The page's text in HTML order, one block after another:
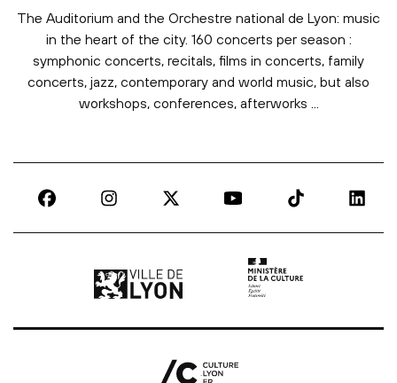
The Auditorium and the Orchestre national de Lyon: music
in the heart of the city. 160 concerts per season :
symphonic concerts, recitals, films in concerts, family
concerts, jazz, contemporary and world music, but also
workshops, conferences, afterworks ...
Ville de Lyon | lien externeMinistère de la culture